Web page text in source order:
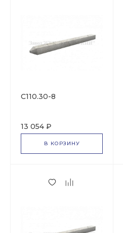
С110.30-8
13 054 ₽
В КОРЗИНУ